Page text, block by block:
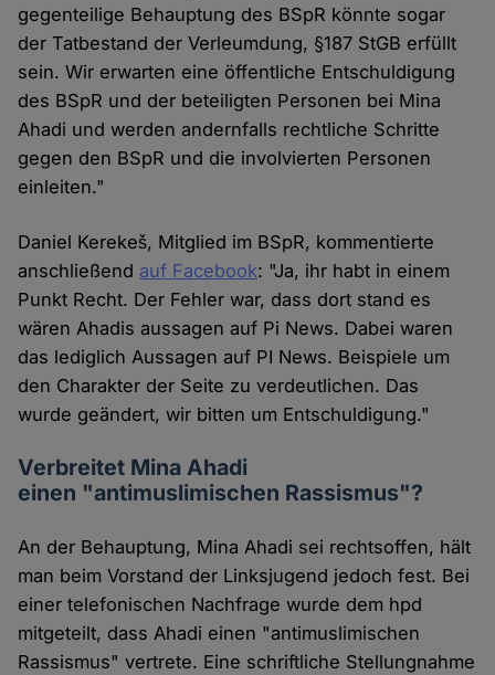
gegenteilige Behauptung des BSpR könnte sogar
der Tatbestand der Verleumdung, §187 StGB erfüllt
sein. Wir erwarten eine öffentliche Entschuldigung
des BSpR und der beteiligten Personen bei Mina
Ahadi und werden andernfalls rechtliche Schritte
gegen den BSpR und die involvierten Personen
einleiten."
Daniel Kerekeš, Mitglied im BSpR, kommentierte
anschließend auf Facebook: "Ja, ihr habt in einem
Punkt Recht. Der Fehler war, dass dort stand es
wären Ahadis aussagen auf Pi News. Dabei waren
das lediglich Aussagen auf PI News. Beispiele um
den Charakter der Seite zu verdeutlichen. Das
wurde geändert, wir bitten um Entschuldigung."
Verbreitet Mina Ahadi
einen "antimuslimischen Rassismus"?
An der Behauptung, Mina Ahadi sei rechtsoffen, hält
man beim Vorstand der Linksjugend jedoch fest. Bei
einer telefonischen Nachfrage wurde dem hpd
mitgeteilt, dass Ahadi einen "antimuslimischen
Rassismus" vertrete. Eine schriftliche Stellungnahme